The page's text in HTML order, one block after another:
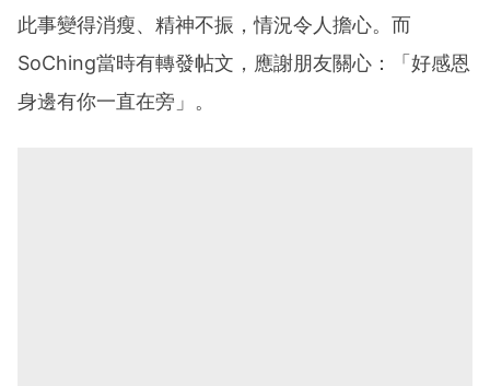
此事變得消瘦、精神不振，情況令人擔心。而
SoChing當時有轉發帖文，應謝朋友關心：「好感恩
身邊有你一直在旁」。